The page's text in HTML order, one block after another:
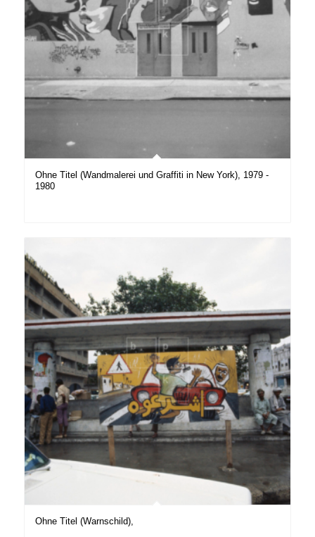
Ohne Titel (Wandmalerei und Graffiti in New York), 1979 -
1980
Ohne Titel (Warnschild),